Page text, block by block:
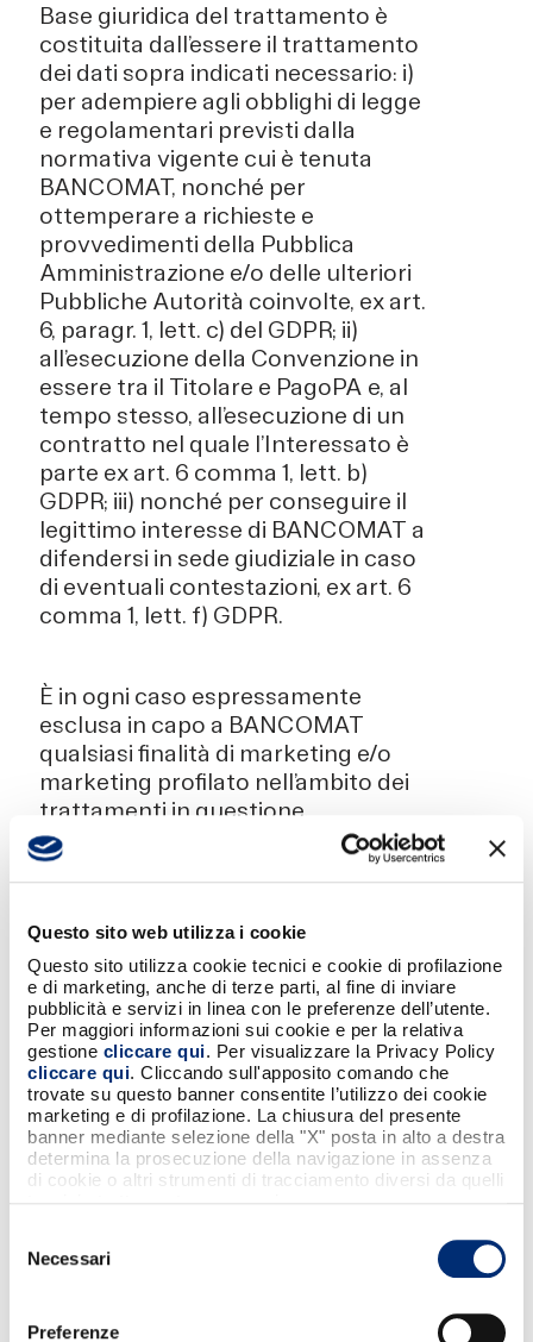
Questo sito web utilizza i cookie
Questo sito utilizza cookie tecnici e cookie di profilazione
e di marketing, anche di terze parti, al fine di inviare
pubblicità e servizi in linea con le preferenze dell’utente.
Per maggiori informazioni sui cookie e per la relativa
gestione cliccare qui. Per visualizzare la Privacy Policy
cliccare qui. Cliccando sull'apposito comando che
trovate su questo banner consentite l’utilizzo dei cookie
marketing e di profilazione. La chiusura del presente
banner mediante selezione della "X" posta in alto a destra
determina la prosecuzione della navigazione in assenza
di cookie o altri strumenti di tracciamento diversi da quelli
delNecessari
Preferenze
Base giuridica del trattamento è
costituita dall’essere il trattamento
dei dati sopra indicati necessario: i)
per adempiere agli obblighi di legge
e regolamentari previsti dalla
normativa vigente cui è tenuta
BANCOMAT, nonché per
ottemperare a richieste e
provvedimenti della Pubblica
Amministrazione e/o delle ulteriori
Pubbliche Autorità coinvolte, ex art.
6, paragr. 1, lett. c) del GDPR; ii)
all’esecuzione della Convenzione in
essere tra il Titolare e PagoPA e, al
tempo stesso, all’esecuzione di un
contratto nel quale l’Interessato è
parte ex art. 6 comma 1, lett. b)
GDPR; iii) nonché per conseguire il
legittimo interesse di BANCOMAT a
difendersi in sede giudiziale in caso
di eventuali contestazioni, ex art. 6
comma 1, lett. f) GDPR.
È in ogni caso espressamente
esclusa in capo a BANCOMAT
qualsiasi finalità di marketing e/o
marketing profilato nell’ambito dei
trattamenti in questione.
I Dati saranno trattati con
strumenti automatizzati e non
automatizzati, da personale
specificamente autorizzato e
appositamente formato. Adeguate
misure di sicurezza sono osservate
per prevenire la perdita dei Dati, usi
illeciti o non corretti ed accessi non
autorizzati
perseguite dal Titolare. Pertanto, in